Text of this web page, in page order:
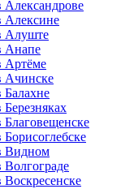
Алексине
Алуште
Анапе
Артёме
Ачинске
Видном